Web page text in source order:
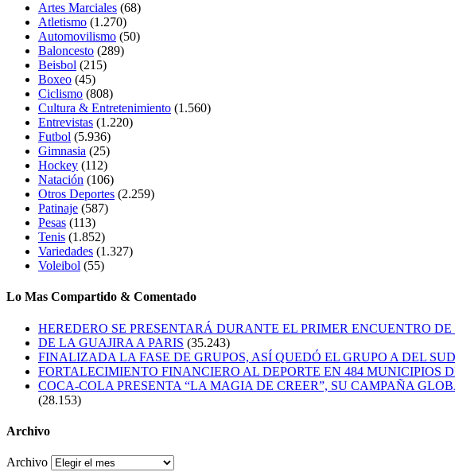
Artes Marciales (68)
Atletismo (1.270)
Automovilismo (50)
Baloncesto (289)
Beisbol (215)
Boxeo (45)
Ciclismo (808)
Cultura & Entretenimiento (1.560)
Entrevistas (1.220)
Futbol (5.936)
Gimnasia (25)
Hockey (112)
Natación (106)
Otros Deportes (2.259)
Patinaje (587)
Pesas (113)
Tenis (1.852)
Variedades (1.327)
Voleibol (55)
Lo Mas Compartido & Comentado
HEREDERO SE PRESENTARÁ DURANTE EL PRIMER ENCUENTRO
DE LA GUAJIRA A PARIS (35.243)
FINALIZADA LA FASE DE GRUPOS, ASÍ QUEDÓ EL GRUPO A DEL
FORTALECIMIENTO FINANCIERO AL DEPORTE EN 484 MUNICIPIOS
COCA-COLA PRESENTA “LA MAGIA DE CREER”, SU CAMPAÑA
(28.153)
Archivo
Archivo